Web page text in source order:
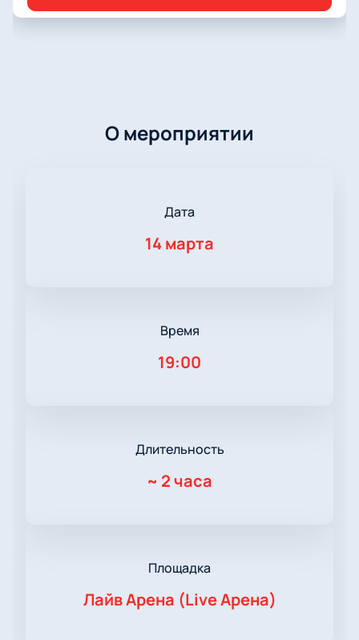
О мероприятии
Дата
14 марта
Время
19:00
Длительность
~ 2 часа
Площадка
Лайв Арена (Live Арена)